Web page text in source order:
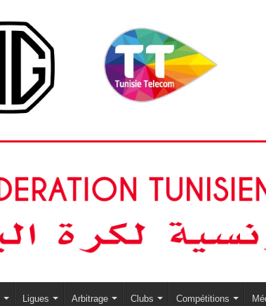
Ligues Arbitrage Clubs Compétitions